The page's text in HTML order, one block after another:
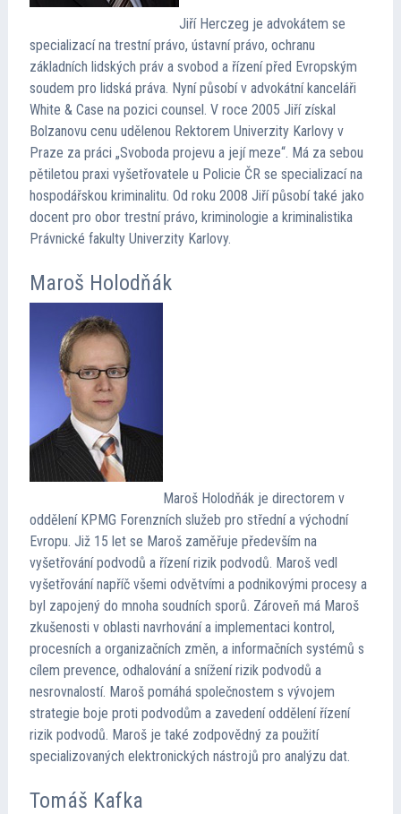
Jiří Herczeg je advokátem se
specializací na trestní právo, ústavní právo, ochranu
základních lidských práv a svobod a řízení před Evropským
soudem pro lidská práva. Nyní působí v advokátní kanceláři
White & Case na pozici counsel. V roce 2005 Jiří získal
Bolzanovu cenu udělenou Rektorem Univerzity Karlovy v
Praze za práci „Svoboda projevu a její meze“. Má za sebou
pětiletou praxi vyšetřovatele u Policie ČR se specializací na
hospodářskou kriminalitu. Od roku 2008 Jiří působí také jako
docent pro obor trestní právo, kriminologie a kriminalistika
Právnické fakulty Univerzity Karlovy.
Maroš Holodňák
Maroš Holodňák je directorem v
oddělení KPMG Forenzních služeb pro střední a východní
Evropu. Již 15 let se Maroš zaměřuje především na
vyšetřování podvodů a řízení rizik podvodů. Maroš vedl
vyšetřování napříč všemi odvětvími a podnikovými procesy a
byl zapojený do mnoha soudních sporů. Zároveň má Maroš
zkušenosti v oblasti navrhování a implementaci kontrol,
procesních a organizačních změn, a informačních systémů s
cílem prevence, odhalování a snížení rizik podvodů a
nesrovnalostí. Maroš pomáhá společnostem s vývojem
strategie boje proti podvodům a zavedení oddělení řízení
rizik podvodů. Maroš je také zodpovědný za použití
specializovaných elektronických nástrojů pro analýzu dat.
Tomáš Kafka